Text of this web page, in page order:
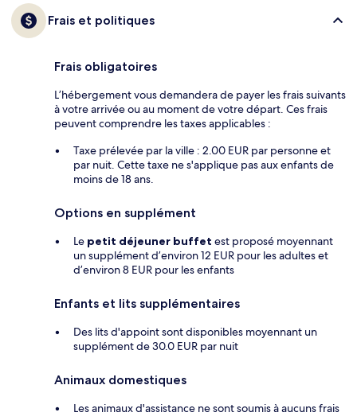
Frais et politiques
Frais obligatoires
L’hébergement vous demandera de payer les frais suivants
à votre arrivée ou au moment de votre départ. Ces frais
peuvent comprendre les taxes applicables :
Taxe prélevée par la ville : 2.00 EUR par personne et
par nuit. Cette taxe ne s'applique pas aux enfants de
moins de 18 ans.
Options en supplément
Le petit déjeuner buffet est proposé moyennant
un supplément d’environ 12 EUR pour les adultes et
d’environ 8 EUR pour les enfants
Enfants et lits supplémentaires
Des lits d'appoint sont disponibles moyennant un
supplément de 30.0 EUR par nuit
Animaux domestiques
Les animaux d'assistance ne sont soumis à aucuns frais